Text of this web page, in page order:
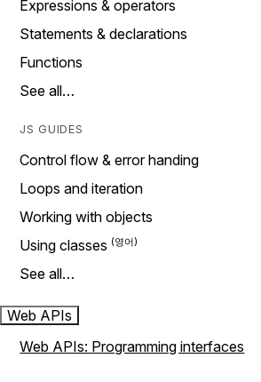
Expressions & operators
Statements & declarations
Functions
See all…
JS GUIDES
Control flow & error handing
Loops and iteration
Working with objects
Using classes
See all…
Web APIs
Web APIs: Programming interfaces